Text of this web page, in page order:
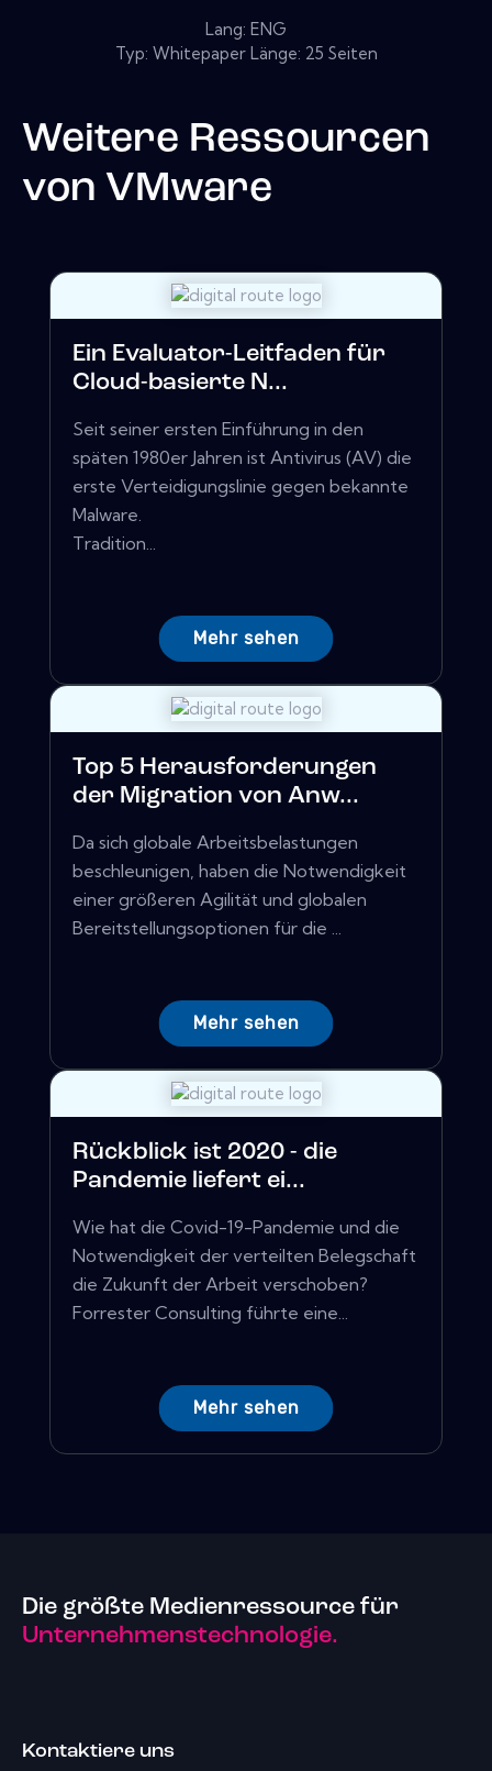
Lang: ENG
Typ: Whitepaper Länge: 25 Seiten
Weitere Ressourcen
von VMware
Ein Evaluator-Leitfaden für
Cloud-basierte N...
Seit seiner ersten Einführung in den
späten 1980er Jahren ist Antivirus (AV) die
erste Verteidigungslinie gegen bekannte
Malware.
Tradition...
Mehr sehen
Top 5 Herausforderungen
der Migration von Anw...
Da sich globale Arbeitsbelastungen
beschleunigen, haben die Notwendigkeit
einer größeren Agilität und globalen
Bereitstellungsoptionen für die ...
Mehr sehen
Rückblick ist 2020 - die
Pandemie liefert ei...
Wie hat die Covid-19-Pandemie und die
Notwendigkeit der verteilten Belegschaft
die Zukunft der Arbeit verschoben?
Forrester Consulting führte eine...
Mehr sehen
Die größte Medienressource für
Unternehmenstechnologie.
Kontaktiere uns